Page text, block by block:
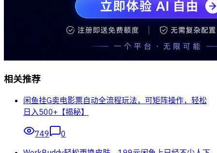
相关推荐
闲鱼挂G卖电影票自动全流程玩法，可矩阵操作，轻松
日入500+【揭秘】
749
0